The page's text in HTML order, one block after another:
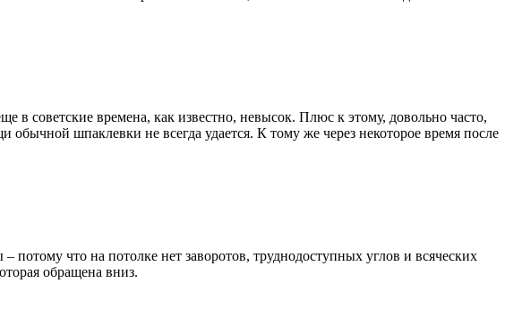
в советские времена, как известно, невысок. Плюс к этому, довольно часто,
шпаклевки не всегда удается. К тому же через некоторое время после
что на потолке нет заворотов, труднодоступных углов и всяческих
обращена вниз.